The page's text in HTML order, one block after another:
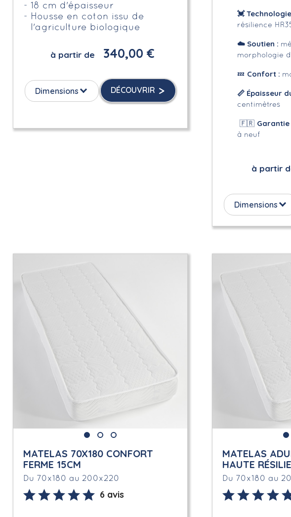
18 cm d'épaisseur
Housse en coton issu de
l'agriculture biologique
à partir de 340,00 €
Dimensions DÉCOUVRIR
💓
résilience
☁️Soutien :
morphologie
💤 Confort :
📏 Épaisseur
centimètres
🇫🇷 Garantie
à neuf
à partir
Dimensions
MATELAS 70X180 CONFORT
FERME 15CM
Du 70x180 au 200x220
6 avis
MATELAS
HAUTE
Du 70x180 au